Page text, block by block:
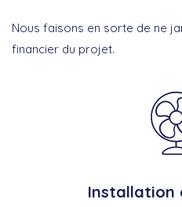
Nous faisons en sorte de ne
financier du projet.
Installation